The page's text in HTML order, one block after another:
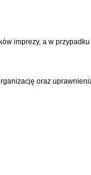
imprezy, a w
oraz